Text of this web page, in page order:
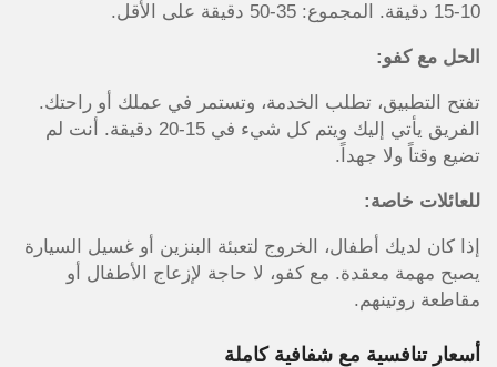
10-15 دقيقة. المجموع: 35-50 دقيقة على الأقل.
الحل مع كفو:
تفتح التطبيق، تطلب الخدمة، وتستمر في عملك أو راحتك.
الفريق يأتي إليك ويتم كل شيء في 15-20 دقيقة. أنت لم
تضيع وقتاً ولا جهداً.
للعائلات خاصة:
إذا كان لديك أطفال، الخروج لتعبئة البنزين أو غسيل السيارة
يصبح مهمة معقدة. مع كفو، لا حاجة لإزعاج الأطفال أو
مقاطعة روتينهم.
أسعار تنافسية مع شفافية كاملة